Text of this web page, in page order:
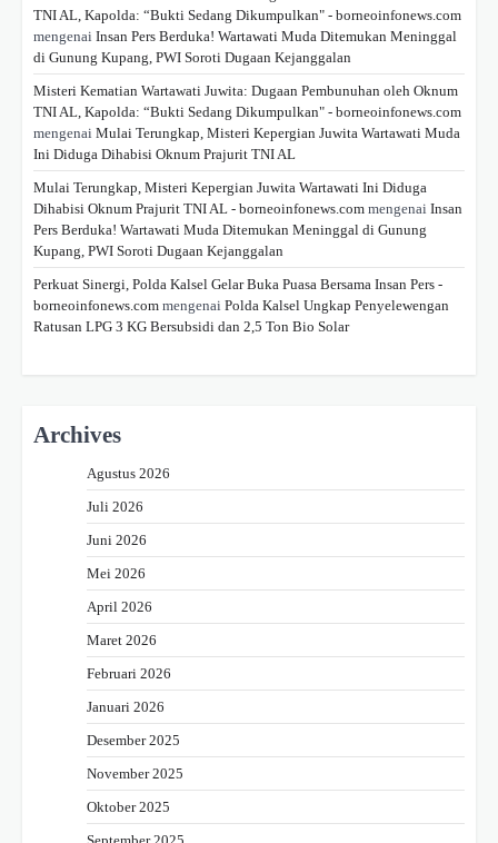
TNI AL, Kapolda: “Bukti Sedang Dikumpulkan" - borneoinfonews.com
mengenai Insan Pers Berduka! Wartawati Muda Ditemukan Meninggal
di Gunung Kupang, PWI Soroti Dugaan Kejanggalan
Misteri Kematian Wartawati Juwita: Dugaan Pembunuhan oleh Oknum
TNI AL, Kapolda: “Bukti Sedang Dikumpulkan" - borneoinfonews.com
mengenai Mulai Terungkap, Misteri Kepergian Juwita Wartawati Muda
Ini Diduga Dihabisi Oknum Prajurit TNI AL
Mulai Terungkap, Misteri Kepergian Juwita Wartawati Ini Diduga
Dihabisi Oknum Prajurit TNI AL - borneoinfonews.com mengenai Insan
Pers Berduka! Wartawati Muda Ditemukan Meninggal di Gunung
Kupang, PWI Soroti Dugaan Kejanggalan
Perkuat Sinergi, Polda Kalsel Gelar Buka Puasa Bersama Insan Pers -
borneoinfonews.com mengenai Polda Kalsel Ungkap Penyelewengan
Ratusan LPG 3 KG Bersubsidi dan 2,5 Ton Bio Solar
Archives
Agustus 2026
Juli 2026
Juni 2026
Mei 2026
April 2026
Maret 2026
Februari 2026
Januari 2026
Desember 2025
November 2025
Oktober 2025